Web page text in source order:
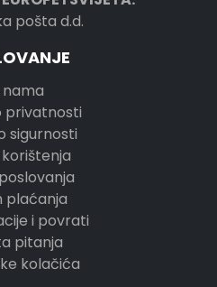
pošta d.d.
nama
privatnosti
sigurnosti
plaćanja
i povrati
pitanja
kolačića